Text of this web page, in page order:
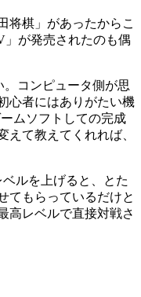
将棋」があったからこ
」が発売されたのも偶
コンピュータ側が思
心者にはありがたい機
ムソフトしての完成
て教えてくれれば、
ルを上げると、とた
てもらっているだけと
高レベルで直接対戦さ